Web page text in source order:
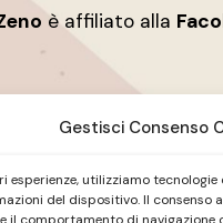
Gestisci Consenso
esperienze, utilizziamo
del dispositivo. Il consenso
è affiliato alla